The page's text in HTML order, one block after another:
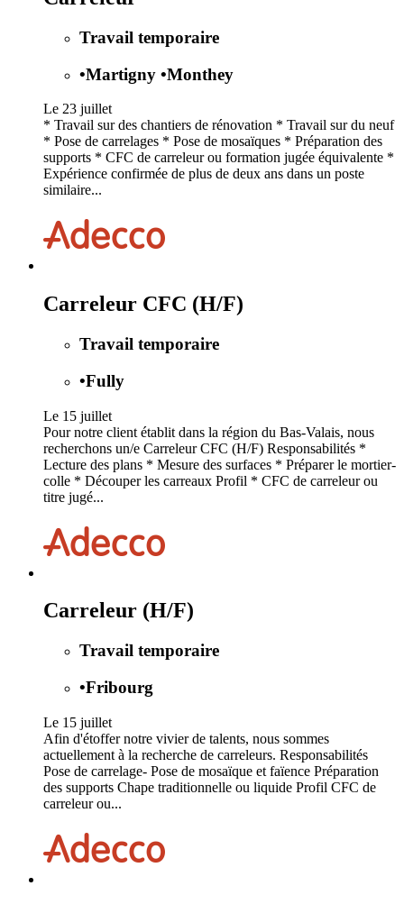
Travail temporaire
•Martigny •Monthey
Le 23 juillet
* Travail sur des chantiers de rénovation * Travail sur du neuf
* Pose de carrelages * Pose de mosaïques * Préparation des
supports * CFC de carreleur ou formation jugée équivalente *
Expérience confirmée de plus de deux ans dans un poste
similaire...
Carreleur CFC (H/F)
Travail temporaire
•Fully
Le 15 juillet
Pour notre client établit dans la région du Bas-Valais, nous
recherchons un/e Carreleur CFC (H/F) Responsabilités *
Lecture des plans * Mesure des surfaces * Préparer le mortier-
colle * Découper les carreaux Profil * CFC de carreleur ou
titre jugé...
Carreleur (H/F)
Travail temporaire
•Fribourg
Le 15 juillet
Afin d'étoffer notre vivier de talents, nous sommes
actuellement à la recherche de carreleurs. Responsabilités
Pose de carrelage- Pose de mosaïque et faïence Préparation
des supports Chape traditionnelle ou liquide Profil CFC de
carreleur ou...